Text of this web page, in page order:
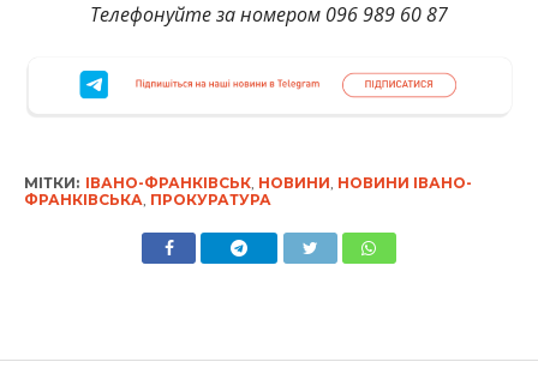
Телефонуйте за номером 096 989 60 87
МІТКИ: ІВАНО-ФРАНКІВСЬК, НОВИНИ, НОВИНИ ІВАНО-
ФРАНКІВСЬКА, ПРОКУРАТУРА